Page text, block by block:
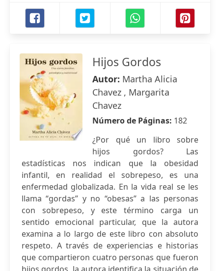
Hijos Gordos
Autor: Martha Alicia
Chavez , Margarita
Chavez
Número de Páginas: 182
¿Por qué un libro sobre
hijos gordos? Las
estadísticas nos indican que la obesidad
infantil, en realidad el sobrepeso, es una
enfermedad globalizada. En la vida real se les
llama “gordas” y no “obesas” a las personas
con sobrepeso, y este término carga un
sentido emocional particular, que la autora
examina a lo largo de este libro con absoluto
respeto. A través de experiencias e historias
que compartieron cuatro personas que fueron